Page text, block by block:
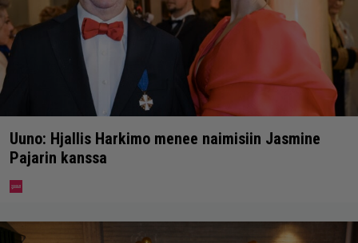
Uuno: Hjallis Harkimo menee naimisiin Jasmine
Pajarin kanssa